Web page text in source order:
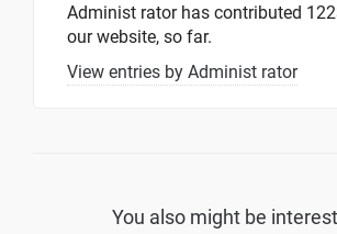
Administ ratorhas contributed
our website, so far.
View entries by Administ rator
You also might be